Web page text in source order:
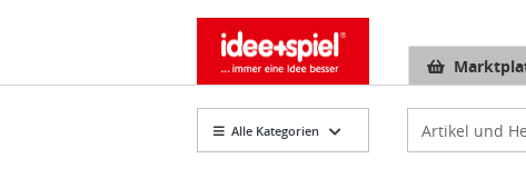
Alle Kategorien